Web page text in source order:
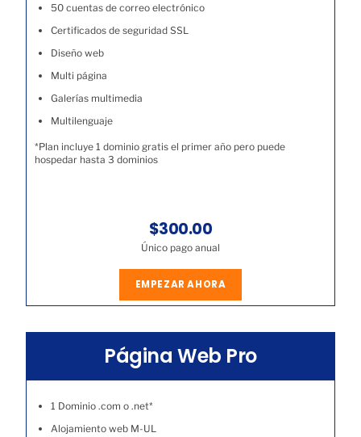
50 cuentas de correo electrónico
Certificados de seguridad SSL
Diseño web
Multi página
Galerías multimedia
Multilenguaje
*Plan incluye 1 dominio gratis el primer año pero puede
hospedar hasta 3 dominios
$300.00
Único pago anual
EMPEZAR AHORA
Página Web Pro
1 Dominio .com o .net*
Alojamiento web M-UL